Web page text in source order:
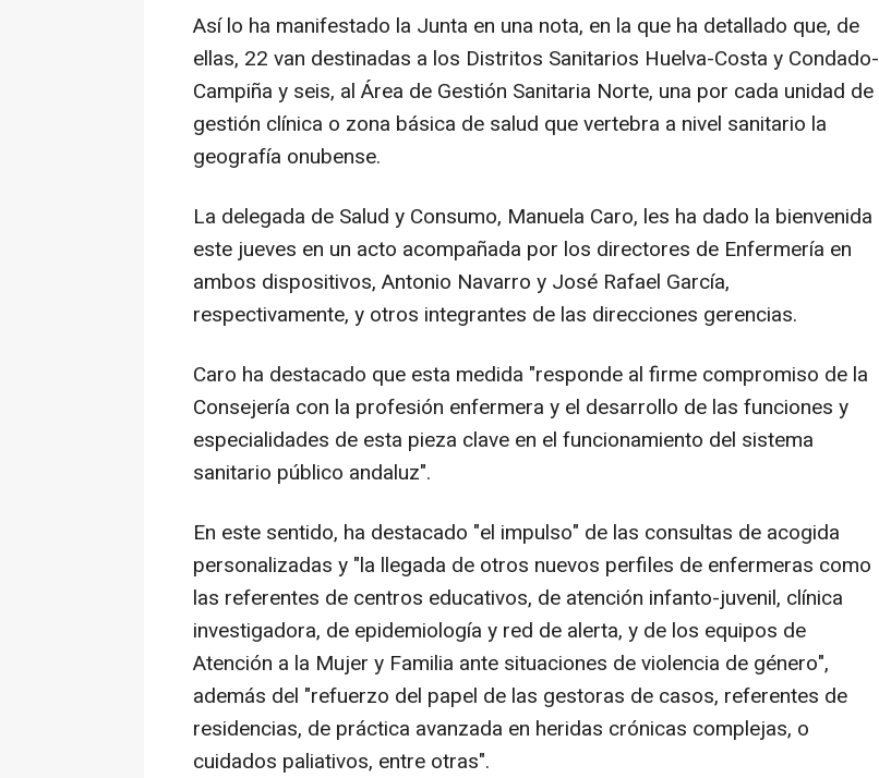
Así lo ha manifestado la Junta en una nota, en la que ha detallado que, de
ellas, 22 van destinadas a los Distritos Sanitarios Huelva-Costa y Condado-
Campiña y seis, al Área de Gestión Sanitaria Norte, una por cada unidad de
gestión clínica o zona básica de salud que vertebra a nivel sanitario la
geografía onubense.
La delegada de Salud y Consumo, Manuela Caro, les ha dado la bienvenida
este jueves en un acto acompañada por los directores de Enfermería en
ambos dispositivos, Antonio Navarro y José Rafael García,
respectivamente, y otros integrantes de las direcciones gerencias.
Caro ha destacado que esta medida "responde al firme compromiso de la
Consejería con la profesión enfermera y el desarrollo de las funciones y
especialidades de esta pieza clave en el funcionamiento del sistema
sanitario público andaluz".
En este sentido, ha destacado "el impulso" de las consultas de acogida
personalizadas y "la llegada de otros nuevos perfiles de enfermeras como
las referentes de centros educativos, de atención infanto-juvenil, clínica
investigadora, de epidemiología y red de alerta, y de los equipos de
Atención a la Mujer y Familia ante situaciones de violencia de género",
además del "refuerzo del papel de las gestoras de casos, referentes de
residencias, de práctica avanzada en heridas crónicas complejas, o
cuidados paliativos, entre otras".